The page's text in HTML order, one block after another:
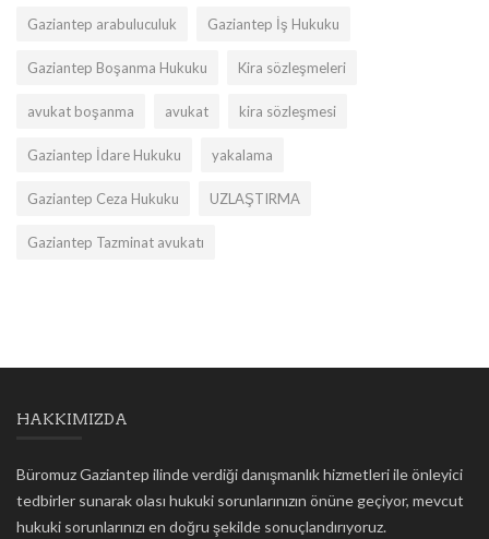
Gaziantep arabuluculuk Gaziantep İş Hukuku
Gaziantep Boşanma Hukuku Kira sözleşmeleri
avukat boşanma avukat kira sözleşmesi
Gaziantep İdare Hukuku yakalama
Gaziantep Ceza Hukuku UZLAŞTIRMA
Gaziantep Tazminat avukatı
HAKKIMIZDA
Büromuz Gaziantep ilinde verdiği danışmanlık hizmetleri ile önleyici
tedbirler sunarak olası hukuki sorunlarınızın önüne geçiyor, mevcut
hukuki sorunlarınızı en doğru şekilde sonuçlandırıyoruz.